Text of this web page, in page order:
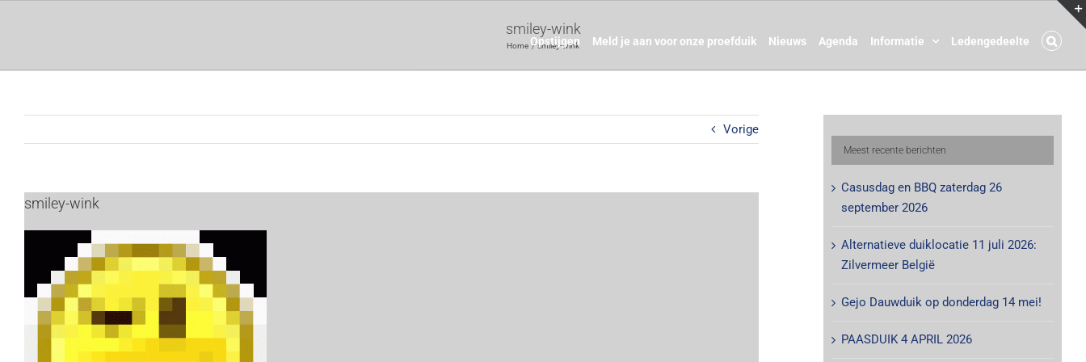
Opstijgen Meld je aan voor onze proefduik Nieuws Agenda Informatie Ledengedeelte
smiley-wink
Home smiley-wink
Vorige
smiley-wink
Meest recente berichten
Casusdag en BBQ zaterdag 26
september 2026
Alternatieve duiklocatie 11 juli 2026:
Zilvermeer België
Gejo Dauwduik op donderdag 14 mei!
PAASDUIK 4 APRIL 2026